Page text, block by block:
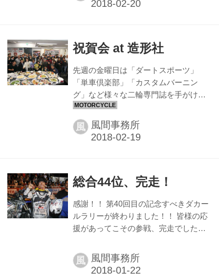
祝賀会 at 造形社
先週の金曜日は「ダートスポーツ」
「単車倶楽部」「カスタムバーニン
グ」など様々な二輪専門誌を手がける
造形社さん主催でダカールラリー完走
祝賀会を催していただきました 全日本
モトクロスV9チャンピオン東福寺さん
多くの方々にお越しいただきました。
トスポーツレーシングから参戦した事
もあるのですが、当時編集部員だった
IAワタライさんも揃い、昔話も懐かし
員に当たる数が用意されていて驚きま
した。 本当にありがとうございます。
風 風間事務所
総合44位、完走！
感謝！！ 第40回目の記念すべきダカー
ルラリーが終わりました！！ 皆様の応
援があってこその参戦、完走でした。
があり、それぞれがこれにかける想い
は計り知れないなと思いました 更新が
風 風間事務所